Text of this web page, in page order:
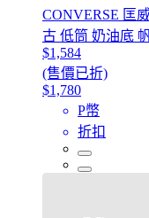
CONVERSE 匡
古 低筒 奶油底
$1,584
(售價已折)
$1,780
P幣
折扣